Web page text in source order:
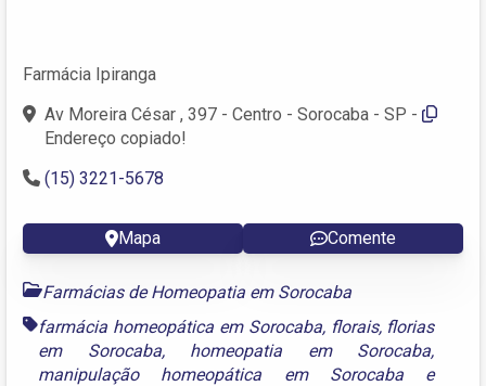
Farmácia Ipiranga
Av Moreira César , 397 - Centro - Sorocaba - SP -
Endereço copiado!
(15) 3221-5678
Mapa Comente
Farmácias de Homeopatia em Sorocaba
farmácia homeopática em Sorocaba, florais, florias
em Sorocaba, homeopatia em Sorocaba,
manipulação homeopática em Sorocaba e